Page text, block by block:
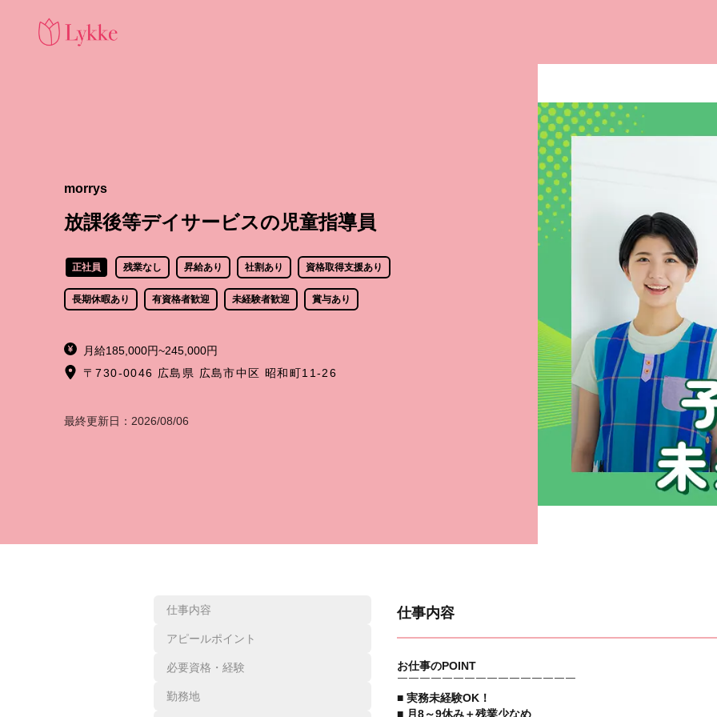
morrys
放課後等デイサービスの児童指導員
正社員 残業なし 昇給あり 社割あり 資格取得支援あり
長期休暇あり 有資格者歓迎 未経験者歓迎 賞与あり
月給185,000円~245,000円
〒730-0046 広島県 広島市中区 昭和町11-26
最終更新日： 2026/08/06
仕事内容
アピールポイント
必要資格・経験
勤務地
仕事内容
お仕事のPOINT
￣￣￣￣￣￣￣￣￣￣￣￣￣￣￣￣
■ 実務未経験OK！
■ 月8～9休み＋残業少なめ